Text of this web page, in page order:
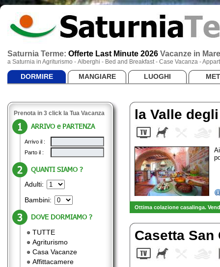
Saturnia Terme: Offerte Last Minute 2026 Vacanze in
a Saturnia in Agriturismo - Alberghi - Bed and Breakfast - Case Vacanza -
DORMIRE MANGIARE LUOGHI
Prenota in 3 click la Tua Vacanza
ARRIVO e PARTENZA
Arrivo il :
Parto il :
QUANTI SIAMO ?
Adulti:
Bambini:
DOVE DORMIAMO ?
TUTTE
Agriturismo
Casa Vacanze
Affittacamere
la Valle
Ottima colazione casalinga.
Casetta